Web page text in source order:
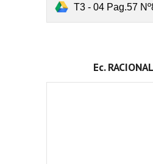
T3 - 04 Pag.57 Nº8a Pag.68
Ec.